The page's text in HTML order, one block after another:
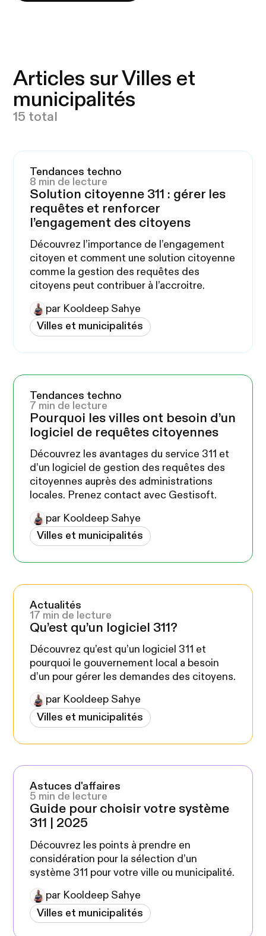
Articles sur Villes et
municipalités
15 total
Tendances techno
8 min de lecture
Solution citoyenne 311 : gérer les
requêtes et renforcer
l’engagement des citoyens
Découvrez l’importance de l’engagement
citoyen et comment une solution citoyenne
comme la gestion des requêtes des
citoyens peut contribuer à l’accroitre.
par Kooldeep Sahye
Villes et municipalités
Tendances techno
7 min de lecture
Pourquoi les villes ont besoin d’un
logiciel de requêtes citoyennes
Découvrez les avantages du service 311 et
d’un logiciel de gestion des requêtes des
citoyennes auprès des administrations
locales. Prenez contact avec Gestisoft.
par Kooldeep Sahye
Villes et municipalités
Actualités
17 min de lecture
Qu’est qu’un logiciel 311?
Découvrez qu’est qu’un logiciel 311 et
pourquoi le gouvernement local a besoin
d’un pour gérer les demandes des citoyens.
par Kooldeep Sahye
Villes et municipalités
Astuces d'affaires
5 min de lecture
Guide pour choisir votre système
311 | 2025
Découvrez les points à prendre en
considération pour la sélection d’un
système 311 pour votre ville ou municipalité.
par Kooldeep Sahye
Villes et municipalités